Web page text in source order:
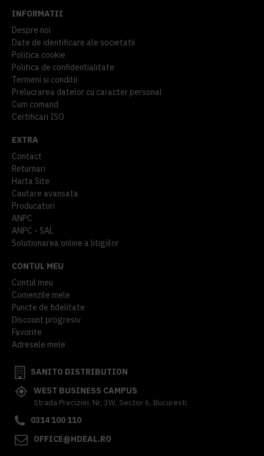
INFORMATII
Despre noi
Date de identificare ale societatii
Politica cookie
Politica de confidentialitate
Termeni si conditii
Prelucrarea datelor cu caracter personal
Cum comand
Certificari ISO
EXTRA
Contact
Returnari
Harta Site
Cautare avansata
Producatori
ANPC
ANPC - SAL
Solutionarea online a litigiilor
CONTUL MEU
Contul meu
Comenzile mele
Puncte de fidelitate
Discount progresiv
Favorite
Adresele mele
SANITO DISTRIBUTION
WEST BUSINESS CAMPUS
Strada Preciziei, Nr, 3W, Sector 6, Bucuresti
0314 100 110
OFFICE@HDEAL.RO